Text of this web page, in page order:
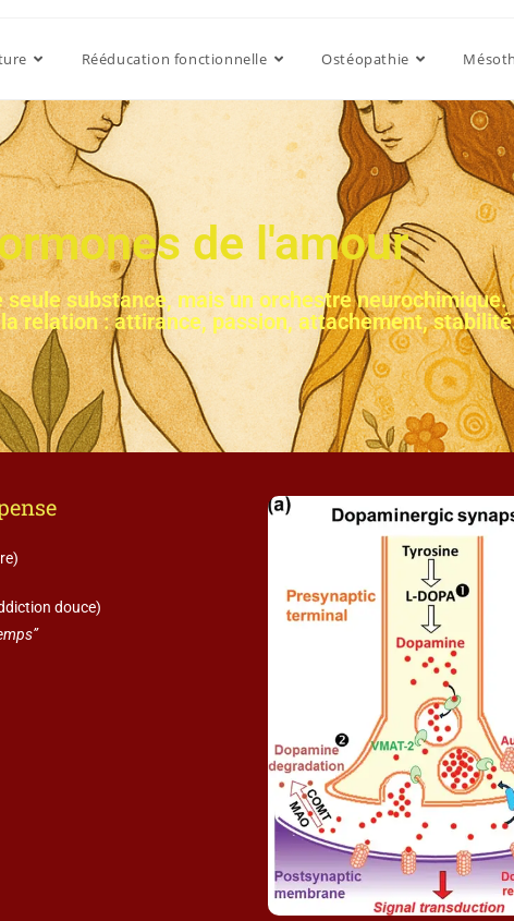
Rééducation fonctionnelle Ostéopathie
de l'amour
seule substance, mais un orchestre
relation : attirance, passion, attachement,
douce)